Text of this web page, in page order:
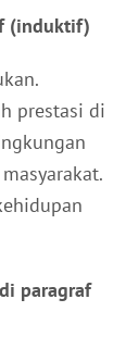
(induktif)
prestasi di
paragraf